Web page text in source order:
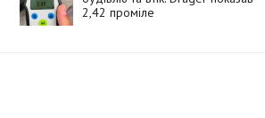
2,42 проміле